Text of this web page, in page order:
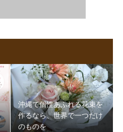
沖縄で個性あふれる花束を
作るなら、世界で一つだけ
のものを